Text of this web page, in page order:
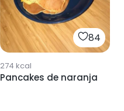
84
274 kcal
Pancakes de naranja